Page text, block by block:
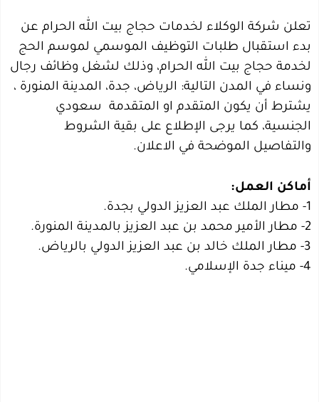
تعلن شركة الوكلاء لخدمات حجاج بيت الله الحرام عن
بدء استقبال طلبات التوظيف الموسمي لموسم الحج
لخدمة حجاج بيت الله الحرام، وذلك لشغل وظائف رجال
ونساء في المدن التالية: الرياض، جدة، المدينة المنورة ،
يشترط أن يكون المتقدم او المتقدمة سعودي
الجنسية، كما يرجى الإطلاع على بقية الشروط
والتفاصيل الموضحة في الاعلان.
أماكن العمل:
1- مطار الملك عبد العزيز الدولي بجدة.
2- مطار الأمير محمد بن عبد العزيز بالمدينة المنورة.
3- مطار الملك خالد بن عبد العزيز الدولي بالرياض.
4- ميناء جدة الإسلامي.